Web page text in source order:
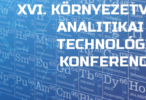
XVI.
ANALITIKAI